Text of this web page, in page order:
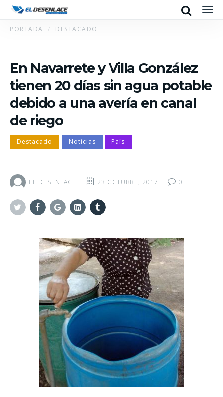
Search
PORTADA DESTACADO
En Navarrete y Villa González
tienen 20 días sin agua potable
debido a una avería en canal
de riego
Destacado Noticias País
EL DESENLACE 23 OCTUBRE, 2017 0